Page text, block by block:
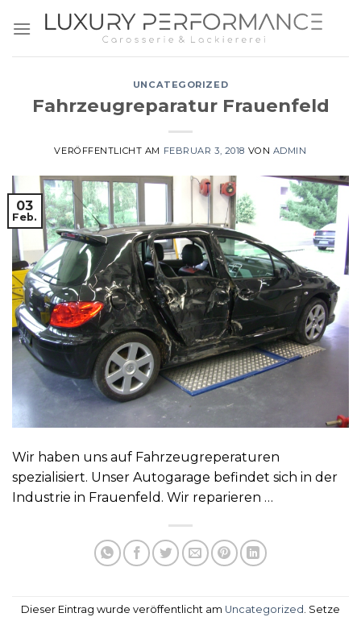
Inhalt
UNCATEGORIZED
Fahrzeugreparatur Frauenfeld
VERÖFFENTLICHT AM FEBRUAR 3, 2018 VON ADMIN
03
Feb.
Wir haben uns auf Fahrzeugreperaturen
spezialisiert. Unser Autogarage befindet sich in der
Industrie in Frauenfeld. Wir reparieren …
Dieser Eintrag wurde veröffentlicht am Uncategorized . Setze